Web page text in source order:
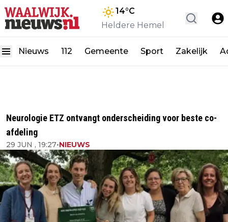
14°C
Heldere Hemel
Nieuws 112 Gemeente Sport Zakelijk
Neurologie ETZ ontvangt onderscheiding voor beste co-
afdeling
29 JUN , 19:27•NIEUWS